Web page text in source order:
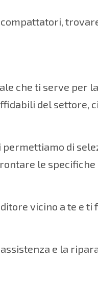
che ti serve per
del settore,
di
le
vicino a te e
e la